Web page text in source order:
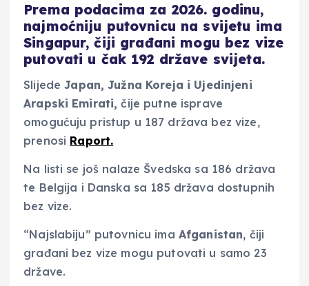
Prema podacima za 2026. godinu,
najmoćniju putovnicu na svijetu ima
Singapur, čiji građani mogu bez vize
putovati u čak 192 države svijeta.
SlijedeJapan, Južna Koreja i Ujedinjeni
Arapski Emirati, čije putne isprave
omogućuju pristup u 187 država bez vize,
prenosi Raport.
Na listi se još nalaze Švedska sa 186 država
te Belgija i Danska sa 185 država dostupnih
bez vize.
“Najslabiju” putovnicu ima Afganistan, čiji
građani bez vize mogu putovati u samo 23
države.